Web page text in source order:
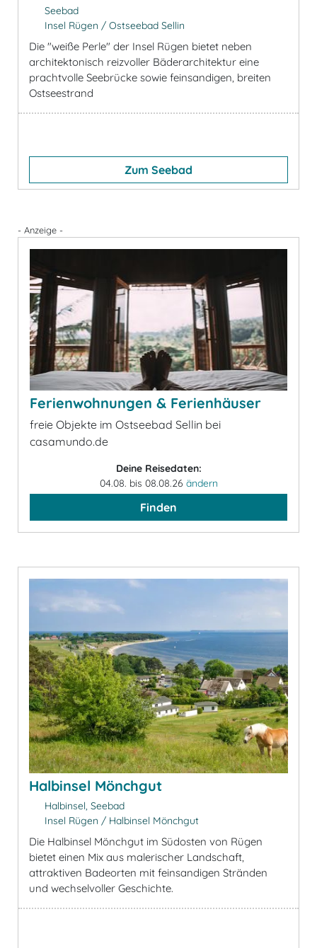
Seebad
Insel Rügen / Ostseebad Sellin
Die "weiße Perle" der Insel Rügen bietet neben
architektonisch reizvoller Bäderarchitektur eine
prachtvolle Seebrücke sowie feinsandigen, breiten
Ostseestrand
Zum Seebad
- Anzeige -
Ferienwohnungen & Ferienhäuser
freie Objekte im Ostseebad Sellin bei
casamundo.de
Deine Reisedaten:
04.08. bis 08.08.26 ändern
Finden
Halbinsel Mönchgut
Halbinsel, Seebad
Insel Rügen / Halbinsel Mönchgut
Die Halbinsel Mönchgut im Südosten von Rügen
bietet einen Mix aus malerischer Landschaft,
attraktiven Badeorten mit feinsandigen Stränden
und wechselvoller Geschichte.